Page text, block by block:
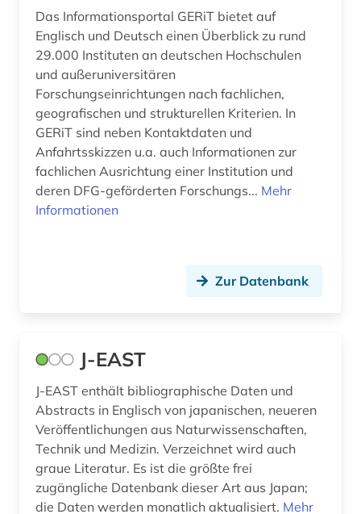
richtlinie (1)
russisch-orthodoxe kirche (1)
schrifttum &lt;1700-1900&gt; (1)
serbien (1)
sozialgeschichte (1)
sport (1)
taiwan (1)
technik (3)
technologie (1)
umwelt (1)
ungarn (1)
Das Informationsportal GERiT bietet auf
Englisch und Deutsch einen Überblick zu rund
29.000 Instituten an deutschen Hochschulen
und außeruniversitären
Forschungseinrichtungen nach fachlichen,
geografischen und strukturellen Kriterien. In
GERiT sind neben Kontaktdaten und
Anfahrtsskizzen u.a. auch Informationen zur
fachlichen Ausrichtung einer Institution und
deren DFG-geförderten Forschungs... Mehr
Informationen
Zur Datenbank
J-EAST
J-EAST enthält bibliographische Daten und
Abstracts in Englisch von japanischen, neueren
Veröffentlichungen aus Naturwissenschaften,
Technik und Medizin. Verzeichnet wird auch
graue Literatur. Es ist die größte frei
zugängliche Datenbank dieser Art aus Japan;
die Daten werden monatlich aktualisiert. Mehr